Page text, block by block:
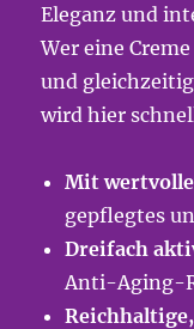
Eleganz und
Wer eine
und
wird hier
Mit
gepflegtes
Dreifach
Anti-Aging-